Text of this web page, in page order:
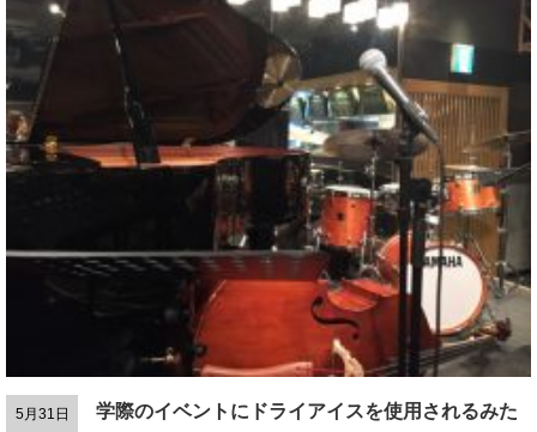
5月31日
学際のイベントにドライアイスを使用されるみた